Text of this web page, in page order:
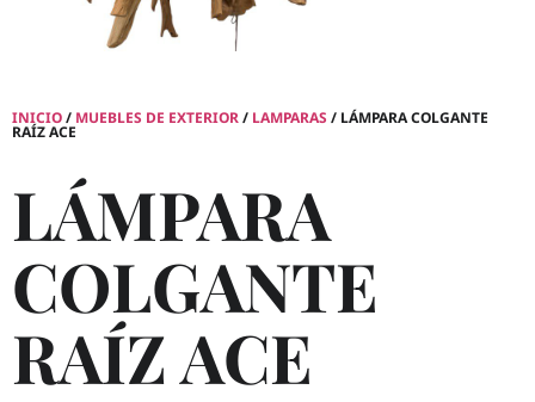
INICIO/ MUEBLES DE EXTERIOR/ LAMPARAS / LÁMPARA COLGANTE
RAÍZ ACE
LÁMPARA
COLGANTE
RAÍZ ACE